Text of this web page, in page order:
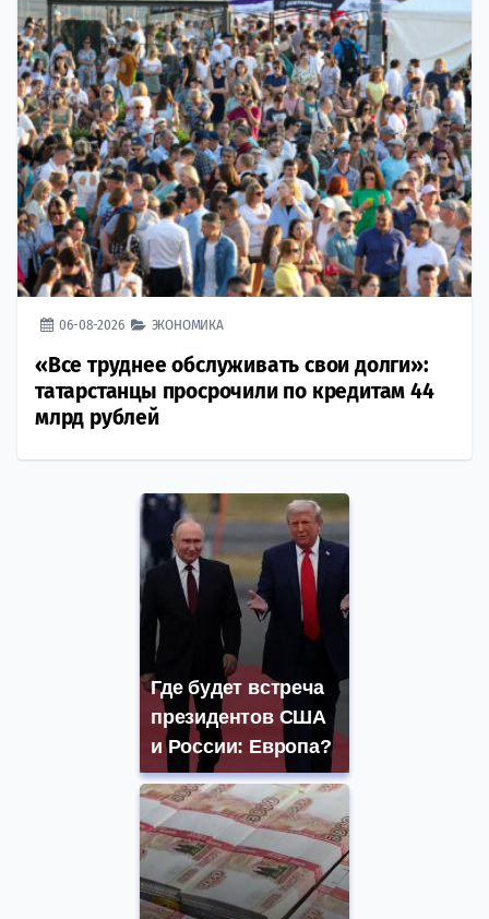
06-08-2026 ЭКОНОМИКА
«Все труднее обслуживать свои долги»:
татарстанцы просрочили по кредитам 44
млрд рублей
Где будет встреча
президентов США
и России: Европа?